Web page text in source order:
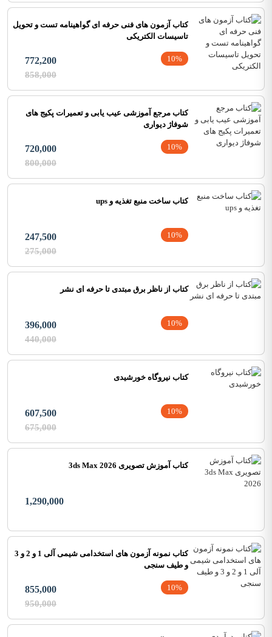
کتاب آزمون های فنی حرفه ای گواهینامه تست و تحویل
تاسیسات الکتریکی
10%
772,200
858,000
کتاب مرجع آموزشی عیب یابی و تعمیرات پکیج های
شوفاژ دیواری
10%
720,000
800,000
کتاب ساخت منبع تغذیه و ups
10%
247,500
275,000
کتاب از ناظر برق مبتدی تا حرفه ای نشر
10%
396,000
440,000
کتاب نیروگاه خورشیدی
10%
607,500
675,000
کتاب آموزش تصویری 3ds Max 2026
1,290,000
کتاب نمونه آزمون های استخدامی شیمی آلی 1 و 2 و 3
و طیف سنجی
10%
855,000
950,000